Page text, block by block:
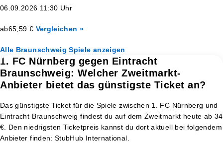
06.09.2026 11:30 Uhr
ab65,59 € Vergleichen »
Alle Braunschweig Spiele anzeigen
1. FC Nürnberg gegen Eintracht
Braunschweig: Welcher Zweitmarkt-
Anbieter bietet das günstigste Ticket an?
Das günstigste Ticket für die Spiele zwischen 1. FC Nürnberg und
Eintracht Braunschweig findest du auf dem Zweitmarkt heute ab 34
€. Den niedrigsten Ticketpreis kannst du dort aktuell bei folgendem
Anbieter finden: StubHub International.